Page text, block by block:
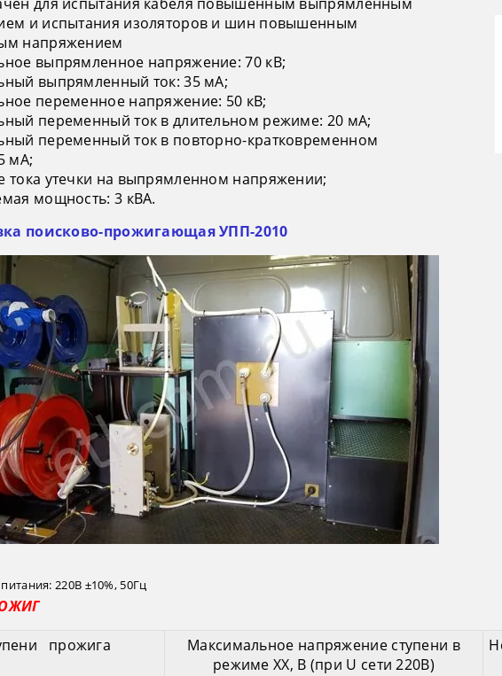
для испытания кабеля повышенным выпрямленным
и испытания изоляторов и шин повышенным
напряжением
выпрямленное напряжение: 70 кВ;
выпрямленный ток: 35 мА;
переменное напряжение: 50 кВ;
переменный ток в длительном режиме: 20 мА;
переменный ток в повторно-кратковременном
мА;
тока утечки на выпрямленном напряжении;
мощность: 3 кВА.
поисково-прожигающая УПП-2010
220В ±10%, 50Гц
прожига
Максимальное напряжение ступени в
режиме ХХ, В (при U сети 220В)